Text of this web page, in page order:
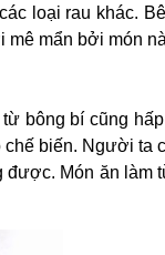
loại rau khác.
mẩn bởi món
bông bí cũng
biến. Người ta
Món ăn làm